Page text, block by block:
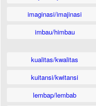
imaginasi/imajinasi
imbau/himbau
kualitas/kwalitas
kuitansi/kwitansi
lembap/lembab